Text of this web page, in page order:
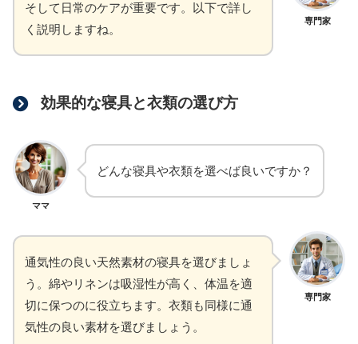
専門家
そして日常のケアが重要です。以下で詳し
く説明しますね。
効果的な寝具と衣類の選び方
ママ
どんな寝具や衣類を選べば良いですか？
専門家
通気性の良い天然素材の寝具を選びましょ
う。綿やリネンは吸湿性が高く、体温を適
切に保つのに役立ちます。衣類も同様に通
気性の良い素材を選びましょう。